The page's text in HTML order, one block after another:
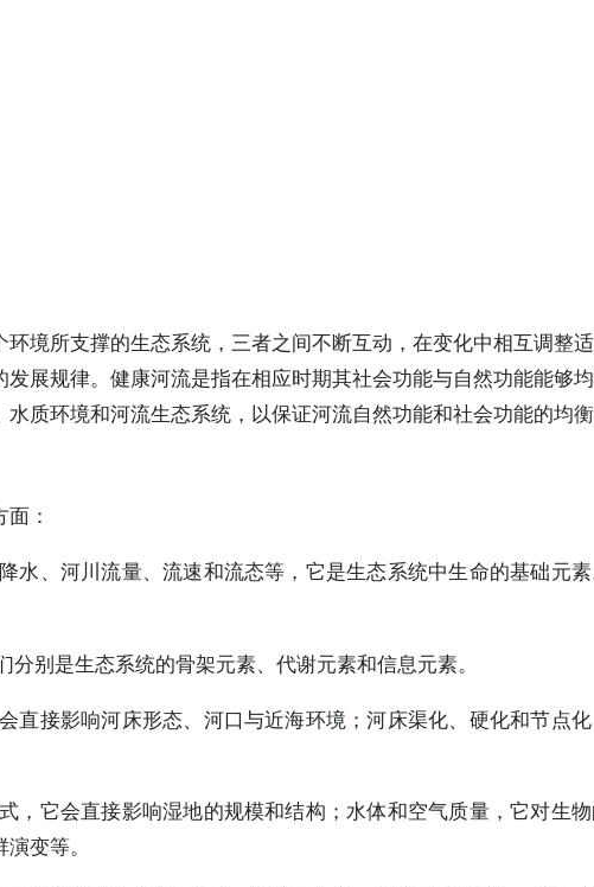
境所支撑的生态系统，三者之间不断互动，在变化中相互调整
展规律。健康河流是指在相应时期其社会功能与自然功能能够
质环境和河流生态系统，以保证河流自然功能和社会功能的均衡
：
水、河川流量、流速和流态等，它是生态系统中生命的基础元
别是生态系统的骨架元素、代谢元素和信息元素。
直接影响河床形态、河口与近海环境；河床渠化、硬化和节点
，它会直接影响湿地的规模和结构；水体和空气质量，它对生
变等。